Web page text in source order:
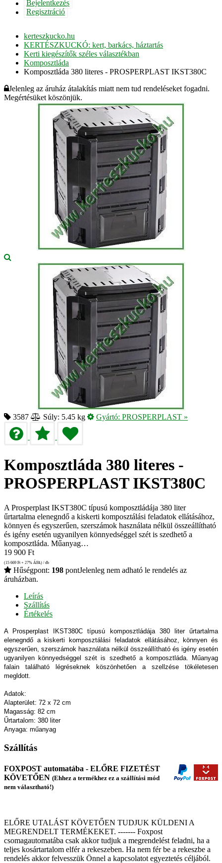
Bejelentkezés
Regisztráció
kerteszkucko.hu
KERTÉSZKUCKÓ: kert, barkács, háztartás
Kerti kiegészítők széles választékban
Komposztláda
Komposztláda 380 literes - PROSPERPLAST IKST380C
Jelenleg az áruház átalakítás miatt nem tud rendeléseket fogadni.
Megértésüket köszönjük.
3587 Súly: 5.45 kg Gyártó: PROSPERPLAST »
Komposztláda 380 literes -
PROSPERPLAST IKST380C
A Prosperplast IKST380C típusú komposztládája 380 liter
űrtartalma elenegndő a kiskerti komposztálási feladatok ellátásához,
könnyen és egyszerűen, szerszámok használata nélkül összeállítható
és igény esetén ugyanilyen könnyedséggel szét is szedhető a
komposztláda. Műanyag…
19 900 Ft
(15 669 Ft + 27% ÁFA) / db
Hűségpont: 198 pontJelenleg nem adható le rendelés az
áruházban.
Leírás
Szállítás
Értékelés
A Prosperplast IKST380C típusú komposztládája 380 liter űrtartalma
elenegndő a kiskerti komposztálási feladatok ellátásához, könnyen és
egyszerűen, szerszámok használata nélkül összeállítható és igény esetén
ugyanilyen könnyedséggel szét is szedhető a komposztláda. Műanyag
falain található légréseknek köszönhetően a szellzése tökéletesen
megldott.
Adatok:
Alapterület: 72 x 72 cm
Magasság: 82 cm
Űrtartalom: 380 liter
Anyaga: műanyag
Szállítás
FOXPOST automatába - ELŐRE FIZETÉST
KÖVETŐEN (Ehhez a termékhez ez a szállítási mód
nem választható!)
ELŐRE UTALÁST KÖVETŐEN TUDJUK KÜLDENI A
MEGRENDELT TERMÉKEKET. ------- Foxpost
csomagautomatába csak akkor tudjuk a megrendelést feladni, ha a
teljes kosártartalom elfér a rekeszeben. Ha nem fér be a rekeszbe a
rendelés akkor felvesszük Önnel a kapcsolatot egyeztetés céljából.